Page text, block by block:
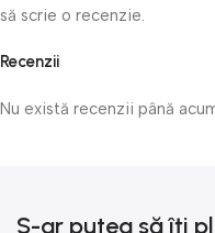
Recenzii
Nu există recenzii până
să scrie o recenzie.
S-ar putea să îți